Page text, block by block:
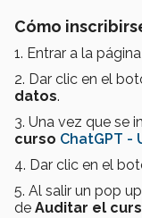
Cómo
1. Entrar a la
2. Dar clic en el
datos.
3. Una vez que se
curso ChatGPT -
4. Dar clic en el
5. Al salir un pop
de Auditar el